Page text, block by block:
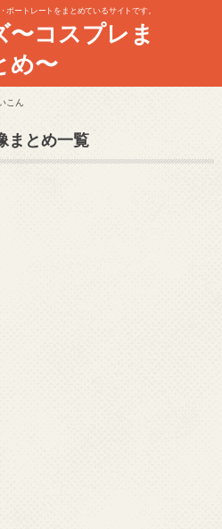
ポートレートをまとめているサイトです。
〜コスプレま
め〜
こん
まとめ一覧